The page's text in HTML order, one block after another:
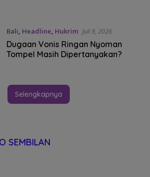
Bali, Headline, Hukrim Juli 9, 2026
Dugaan Vonis Ringan Nyoman
Tompel Masih Dipertanyakan?
Selengkapnya
SEMBILAN